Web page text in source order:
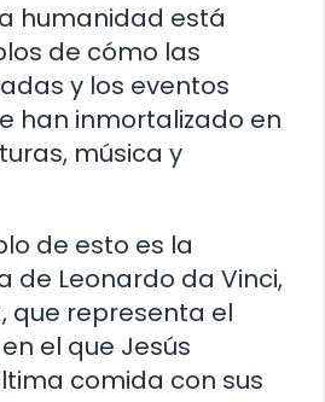
humanidad está
de cómo las
y los eventos
han inmortalizado en
música y
de esto es la
de Leonardo da Vinci,
que representa el
el que Jesús
comida con sus